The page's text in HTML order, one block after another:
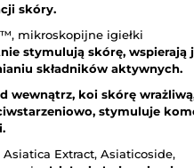
skóry.
mikroskopijne igiełki
stymulują skórę, wspierają
składników aktywnych.
wewnątrz, koi skórę
stymuluje
Extract, Asiaticoside,